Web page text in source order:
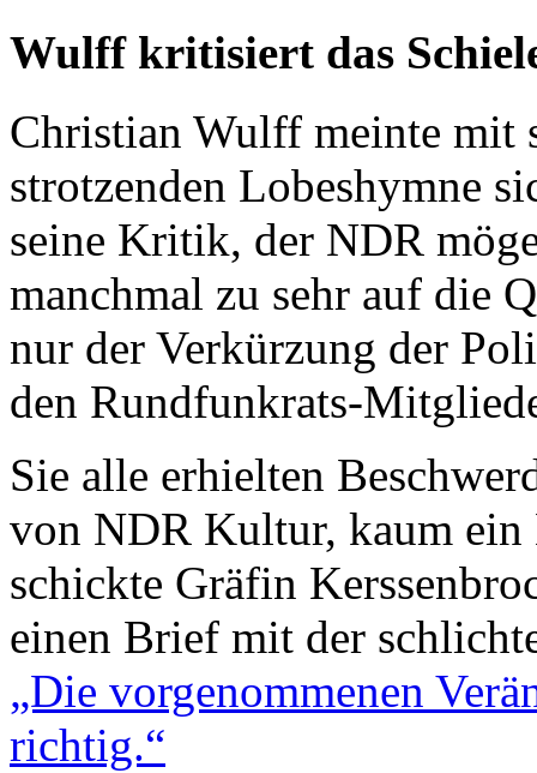
Wulff kritisiert das
Christian Wulff meinte mit
strotzenden Lobeshymne
seine Kritik, der NDR
manchmal zu sehr auf die
nur der Verkürzung der
den Rundfunkrats-
Sie alle erhielten
von NDR Kultur, kaum ein
schickte Gräfin
einen Brief mit der
„Die vorgenommenen
richtig.“